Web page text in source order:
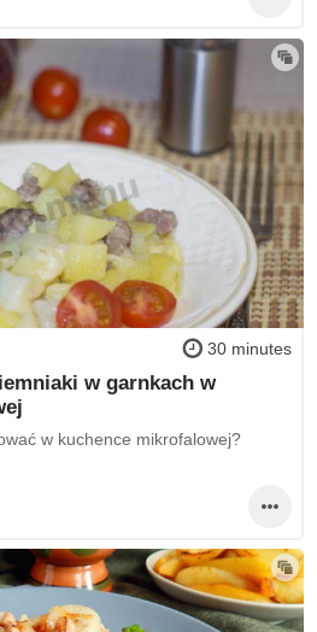
30 minutes
w garnkach w
w kuchence mikrofalowej?